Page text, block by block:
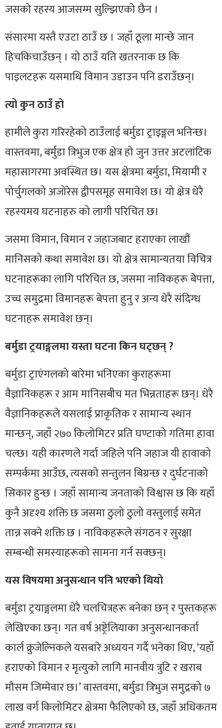
जसको रहस्य आजसम्म सुल्झिएको छैन ।
संसारमा यस्तै एउटा ठाउँ छ । जहाँ ठूला मान्छे जान
हिचकिचाउँछन् । यो ठाउँ यति खतरनाक छ कि
पाइलटहरू यसमाथि विमान उडाउन पनि डराउँछन्।
त्यो कुन ठाउँ हो
हामीले कुरा गरिरहेको ठाउँलाई बर्मुडा ट्राइङ्गल भनिन्छ।
वास्तवमा, बर्मुडा त्रिभुज एक क्षेत्र हो जुन उत्तर अटलांटिक
महासागरमा अवस्थित छ। यस क्षेत्रमा बर्मुडा, मियामी र
पोर्चुगलको अजोरेस द्वीपसमूह समावेश छ। यो क्षेत्र धेरै
रहस्यमय घटनाहरु को लागी परिचित छ।
जसमा विमान, विमान र जहाजबाट हराएका लाखौं
मानिसको कथा समावेश छ। यो क्षेत्र सामान्यतया विचित्र
घटनाहरूका लागि परिचित छ, जसमा नाविकहरू बेपत्ता,
उच्च समुद्रमा विमानहरू बेपत्ता हुनु र अन्य धेरै संदिग्ध
घटनाहरू समावेश छन्।
बर्मुडा ट्रयाङ्गलमा यस्ता घटना किन घट्छन् ?
बर्मुडा ट्राएंगलको बारेमा भनिएका कुराहरूमा
वैज्ञानिकहरू र आम मानिसबीच मत भिन्नताहरू छन्। धेरै
वैज्ञानिकहरूले यसलाई प्राकृतिक र सामान्य स्थान
मान्छन्, जहाँ २७० किलोमिटर प्रति घण्टाको गतिमा हावा
चल्छ। यही कारणले गर्दा जहिले पनि जहाज यी हावाको
सम्पर्कमा आउँछ, त्यसको सन्तुलन बिग्रन्छ र दुर्घटनाको
सिकार हुन्छ । जहाँ सामान्य जनताको विश्वास छ कि यहाँ
कुनै अदृश्य शक्ति छ जसमा ठुलो ठुलो वस्तुलाई समेत
तान्न सक्ने शक्ति छ । नाविकहरूले संगठन र सुरक्षा
सम्बन्धी समस्याहरूको सामना गर्न सक्छन्।
यस विषयमा अनुसन्धान पनि भएको थियो
बर्मुडा ट्रयाङ्गलमा धेरै चलचित्रहरू बनेका छन् र पुस्तकहरू
लेखिएका छन्। गत वर्ष अष्ट्रेलियाका अनुसन्धानकर्ता
कार्ल क्रुजेल्निकले यसबारे अध्ययन गर्दै भनेका थिए, ‘यहाँ
हराएको विमान र मृत्युको लागि मानवीय त्रुटि र खराब
मौसम जिम्मेवार छ।’ वास्तवमा, बर्मुडा त्रिभुज समुद्रको ७
लाख वर्ग किलोमिटर क्षेत्रमा फैलिएको छ, जहाँ अधिकतम